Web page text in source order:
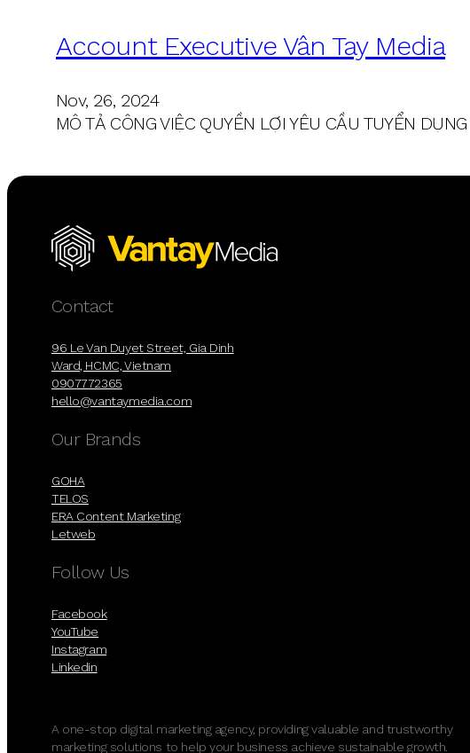
Account Executive Vân Tay Media
Nov, 26, 2024
MÔ TẢ CÔNG VIỆC QUYỀN LỢI YÊU CẦU TUYỂN
Contact
96 Le Van Duyet Street, Gia Dinh
Ward, HCMC, Vietnam
0907772365
hello@vantaymedia.com
Our Brands
GOHA
TELOS
ERA Content Marketing
Letweb
Follow Us
Facebook
YouTube
Instagram
Linkedin
A one-stop digital marketing agency, providing valuable and trustworthy
marketing solutions to help your business achieve sustainable growth.